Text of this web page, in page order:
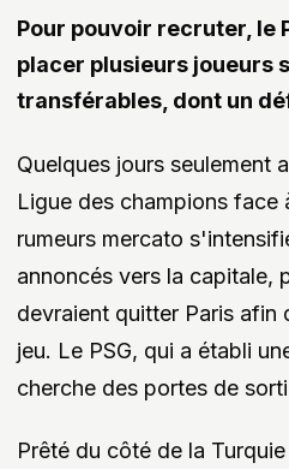
Pour pouvoir recruter, le
placer plusieurs joueurs
transférables, dont un
Quelques jours seulement
Ligue des champions face
rumeurs mercato
annoncés vers la capitale,
devraient quitter Paris afin
jeu. Le PSG, qui a établi
cherche des portes de
Prêté du côté de la